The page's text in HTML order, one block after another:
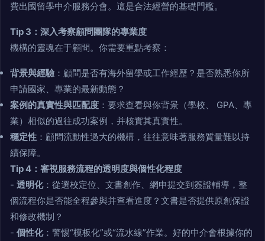
費出國留學中介服務分會。這是合法經營的基礎門檻。
Tip 3：深入考察顧問團隊的專業度
機構的靈魂在于顧問。你需要重點考察：
背景與經驗：顧問是否有海外留學或工作經歷？是否熟悉你所
申請國家、專業的最新動態？
案例的真實性與匹配度 ：要求查看與你背景（學校、 GPA、專
業）相似的過往成功案例，并核實其真實性。
穩定性 ：顧問流動性過大的機構，往往意味著服務質量難以持
續保障。
Tip 4：審視服務流程的透明度與個性化程度
- 透明化：從選校定位、文書創作、網申提交到簽證輔導，整
個流程你是否能全程參與并查看進度？文書是否提供原創保證
和修改機制？
- 個性化：警惕“模板化”或“流水線”作業。好的中介會根據你的